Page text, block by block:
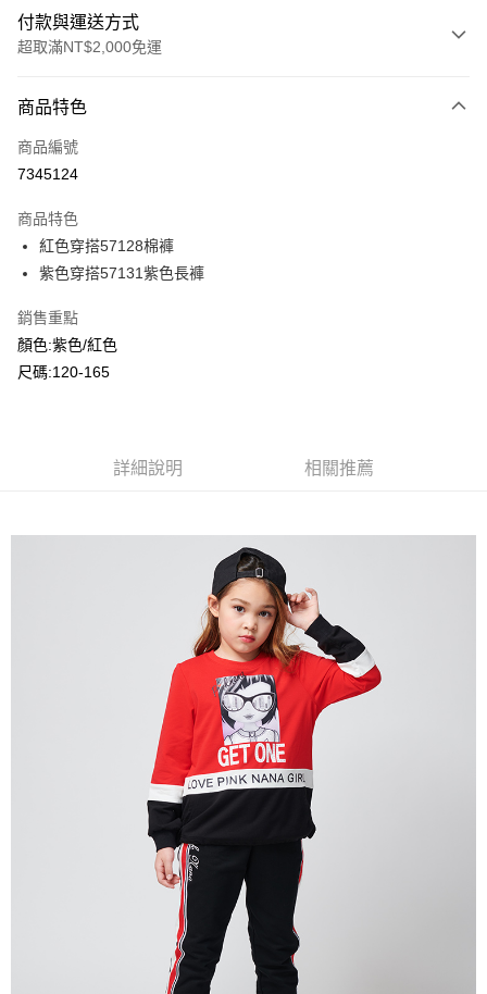
付款與運送方式
超取滿NT$2,000免運
信用卡一次付款
超商取貨付款
Apple Pay
Google Pay
ATM付款
運送方式
付款後全家取貨
每筆NT$80，滿NT$2,000(含以上)免運費
每筆NT$80，滿NT$2,000(含以上)免運費
每筆NT$80，滿NT$2,000(含以上)免運費
商品特色
商品編號
7345124
商品特色
紅色穿搭57128棉褲
紫色穿搭57131紫色長褲
銷售重點
顏色:紫色/紅色
尺碼:120-165
詳細說明 相關推薦